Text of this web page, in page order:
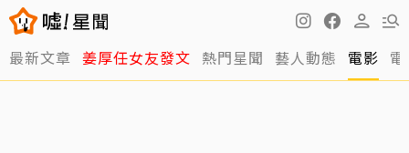
最新文章 姜厚任女友發文 熱門星聞 藝人動態 電影